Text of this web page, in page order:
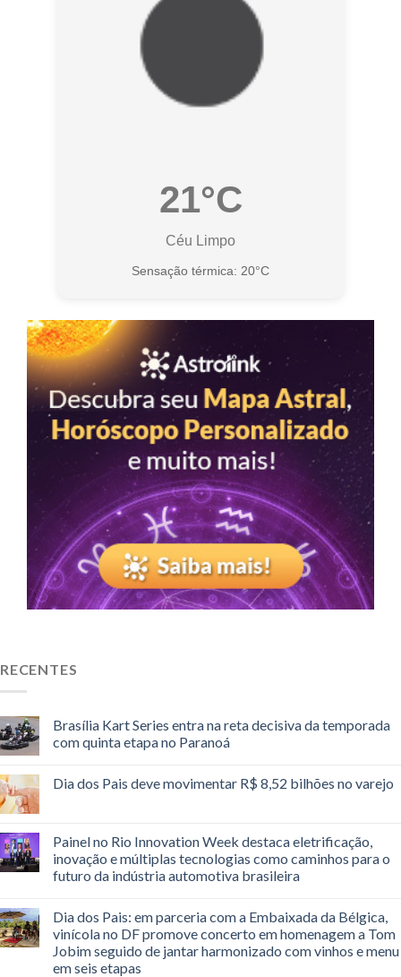
21°C
Céu Limpo
Sensação térmica: 20°C
RECENTES
Brasília Kart Series entra na reta decisiva da temporada
com quinta etapa no Paranoá
Dia dos Pais deve movimentar R$ 8,52 bilhões no varejo
Painel no Rio Innovation Week destaca eletrificação,
inovação e múltiplas tecnologias como caminhos para o
futuro da indústria automotiva brasileira
Dia dos Pais: em parceria com a Embaixada da Bélgica,
vinícola no DF promove concerto em homenagem a Tom
Jobim seguido de jantar harmonizado com vinhos e menu
em seis etapas